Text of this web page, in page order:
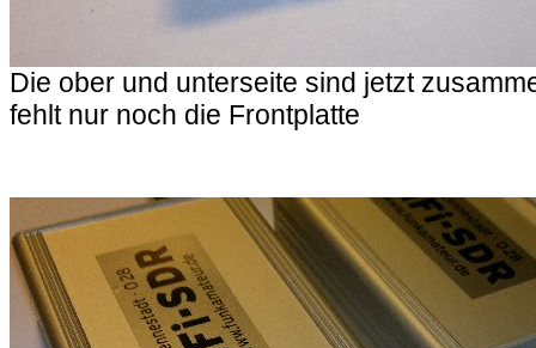
Die ober und unterseite sind jetzt
fehlt nur noch die Frontplatte